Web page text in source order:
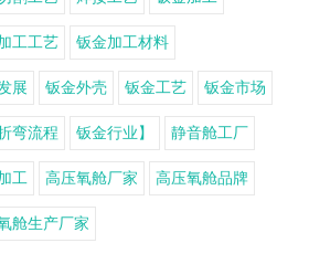
工工艺 钣金加工材料
展 钣金外壳 钣金工艺 钣金市场
弯流程 钣金行业】 静音舱工厂
工 高压氧舱厂家 高压氧舱品牌
舱生产厂家